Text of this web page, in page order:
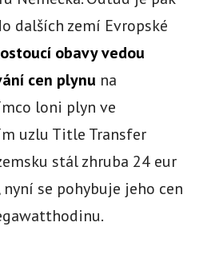
dalších zemí Evropské
obavy vedou
cen plynu na
loni plyn ve
uzlu Title Transfer
stál zhruba 24 eur
se pohybuje jeho cen